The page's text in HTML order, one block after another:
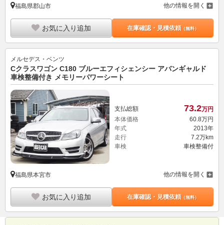
福島県郡山市 他の情報を開く
お気に入り追加 在庫確認・見積依頼（無料）
メルセデス・ベンツ
Cクラスワゴン C180 ブルーエフィシェンシー アバンギャルド
車検整備付き メモリーパワーシート
支払総額 73.2万円
本体価格
60. 8万円
年式
2013年
走行
7.2万km
車検
車検整備付
福島県本宮市 他の情報を開く
お気に入り追加 在庫確認・見積依頼（無料）